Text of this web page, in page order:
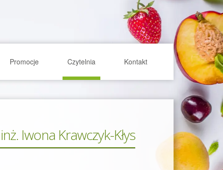
Promocje Czytelnia Kontakt
Iwona Krawczyk-Kłys